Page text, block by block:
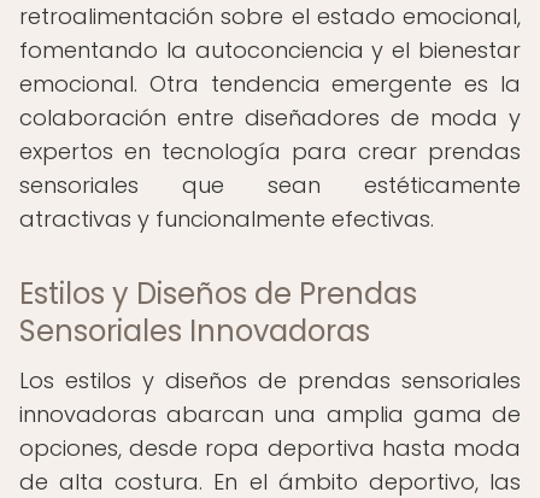
retroalimentación sobre el estado emocional,
fomentando la autoconciencia y el bienestar
emocional. Otra tendencia emergente es la
colaboración entre diseñadores de moda y
expertos en tecnología para crear prendas
sensoriales que sean estéticamente
atractivas y funcionalmente efectivas.
Estilos y Diseños de Prendas
Sensoriales Innovadoras
Los estilos y diseños de prendas sensoriales
innovadoras abarcan una amplia gama de
opciones, desde ropa deportiva hasta moda
de alta costura. En el ámbito deportivo, las